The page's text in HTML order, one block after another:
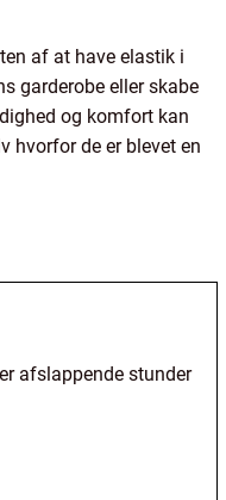
af at have elastik i
garderobe eller skabe
og komfort kan
hvorfor de er blevet en
afslappende stunder